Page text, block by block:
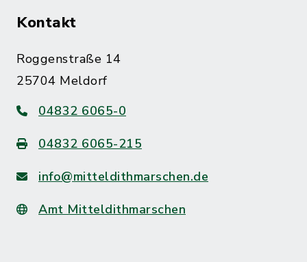
Kontakt
Roggenstraße 14
25704 Meldorf
04832 6065-0
04832 6065-215
info@mitteldithmarschen.de
Amt Mitteldithmarschen